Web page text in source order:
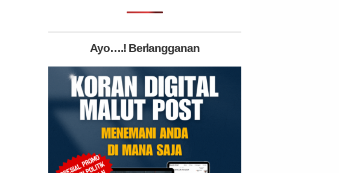
Ayo….! Berlangganan